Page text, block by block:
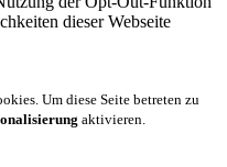
dieser Webseite
Um diese Seite betreten zu
aktivieren.